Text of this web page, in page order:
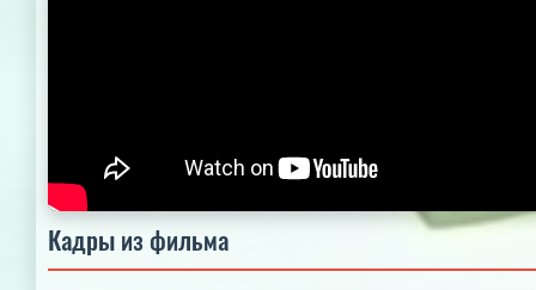
Кадры из фильма